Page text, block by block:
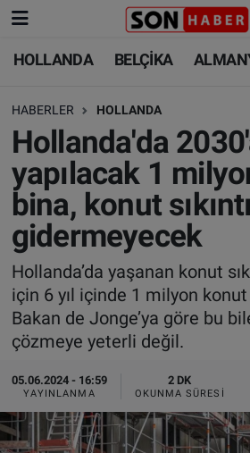
HOLLANDA BELÇİKA
HABERLER HOLLANDA
Hollanda'da
yapılacak 1
bina, konut
gidermeyecek
Hollanda’da yaşanan konut
için 6 yıl içinde 1 milyon
Bakan de Jonge’ya göre bu
çözmeye yeterli değil.
05.06.2024 - 16:59
YAYINLANMA
2 DK
OKUNMA SÜRESI
HOLLANDA
BELÇİKA
ALMANYA
FRANSA
AVUSTURYA
SAĞLIK - YAŞAM
BİLİM-TEKNOLOJİ
HOLLANDA
BELÇİKA
ALMANYA
TÜRKİYE
DÜNYA
BİLİM-TEKNOLOJİ
SAĞLIK
FOTO GALERİ
VIDEO GALERİ
Nöbetçi Eczaneler
Hava Durumu
Trafik Durumu
Süper Lig Puan Durumu ve
Tüm Manşetler
Son Dakika Haberleri
Haber Arşivi